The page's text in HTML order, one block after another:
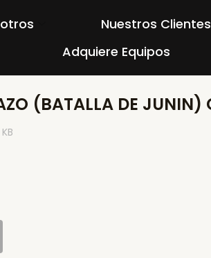
Nuestros Clientes
Adquiere Equipos
(BATALLA DE